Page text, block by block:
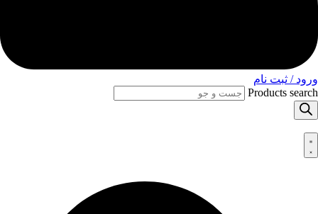
ورود / ثبت نام
Products search